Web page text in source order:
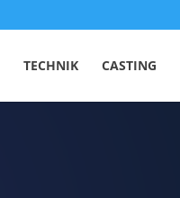
TECHNIK CASTING